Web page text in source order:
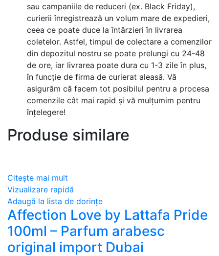
sau campaniile de reduceri (ex. Black Friday),
curierii înregistrează un volum mare de expedieri,
ceea ce poate duce la întârzieri în livrarea
coletelor. Astfel, timpul de colectare a comenzilor
din depozitul nostru se poate prelungi cu 24-48
de ore, iar livrarea poate dura cu 1-3 zile în plus,
în funcție de firma de curierat aleasă. Vă
asigurăm că facem tot posibilul pentru a procesa
comenzile cât mai rapid și vă mulțumim pentru
înțelegere!
Produse similare
Citește mai mult
Vizualizare rapidă
Adaugă la lista de dorințe
Affection Love by Lattafa Pride
100ml – Parfum arabesc
original import Dubai